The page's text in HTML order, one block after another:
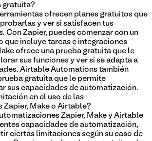
gratuita?
ofrecen planes gratuitos que
y ver si satisfacen tus
Con Zapier, puedes comenzar con un
que incluye tareas e integraciones
ofrece una prueba gratuita que le
sus funciones y ver si se adapta a
Airtable Automations también
gratuita que le permite
sus capacidades de automatización.
en el uso de las
Zapier, Make o Airtable?
Zapier, Make y Airtable
capacidades de automatización,
ciertas limitaciones según su caso de